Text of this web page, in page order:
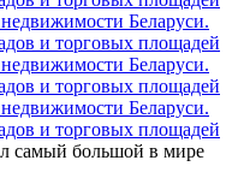
Беларуси.
и торговых площадей
Беларуси.
и торговых площадей
Беларуси.
и торговых площадей
самый большой в мире